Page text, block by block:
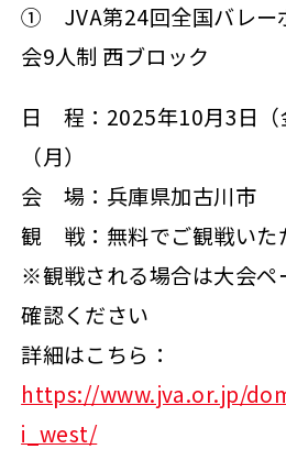
① JVA第24回全国バレー
会9人制 西ブロック
日 程：2025年10月3日（
（月）
会 場：兵庫県加古川市
観 戦：無料でご観戦いた
※観戦される場合は大会ペ
確認ください
詳細はこちら：
https://www.jva.or.jp/
i_west/